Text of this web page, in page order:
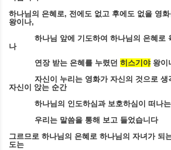
하나님의 은혜로, 전에도 없고 후에도 없을 영
왕이나,
하나님 앞에 기도하여 하나님의 은혜로
나
연장 받는 은혜를 누렸던 히스기야왕이
자신이 누리는 영화가 자신의 것으로 생
자신이 앉는 순간
하나님의 인도하심과 보호하심이 떠나
우리는 말씀을 통해 보고 들었습니다
그르므로 하나님의 은혜로 하나님의 자녀가 되
도는